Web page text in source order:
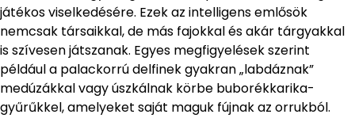
játékos viselkedésére. Ezek az intelligens emlősök
nemcsak társaikkal, de más fajokkal és akár tárgyakkal
is szívesen játszanak. Egyes megfigyelések szerint
például a palackorrú delfinek gyakran „labdáznak”
medúzákkal vagy úszkálnak körbe buborékkarika-
gyűrűkkel, amelyeket saját maguk fújnak az orrukból.